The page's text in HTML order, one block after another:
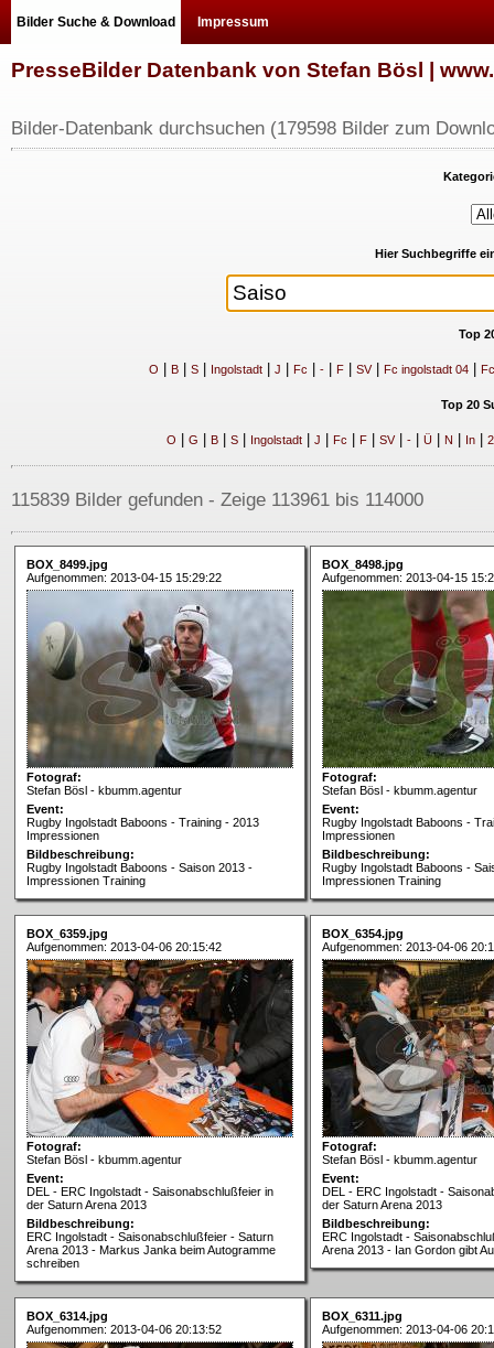
Bilder Suche & Download Impressum
PresseBilder Datenbank von Stefan Bösl |
Bilder-Datenbank durchsuchen (179598 Bilder zum
Hier Suchbegriffe
Top
O B| S| Ingolstadt| J Fc -| F| SV| Fc ingolstadt 04|
Top 20
O G B| S| Ingolstadt| J Fc F| SV| -| Ü| N In| 2
115839 Bilder gefunden - Zeige 113961 bis 114000
BOX_8499.jpg
Aufgenommen: 2013-04-15 15:29:22
Fotograf:
Stefan Bösl - kbumm.agentur
Event:
Rugby Ingolstadt Baboons - Training - 2013
Impressionen
Bildbeschreibung:
Rugby Ingolstadt Baboons - Saison 2013 -
Impressionen Training
BOX_8498.jpg
Aufgenommen: 2013-04-15
Fotograf:
Stefan Bösl - kbumm.agentur
Event:
Rugby Ingolstadt Baboons -
Impressionen
Bildbeschreibung:
Rugby Ingolstadt Baboons -
Impressionen Training
BOX_6359.jpg
Aufgenommen: 2013-04-06 20:15:42
Fotograf:
Stefan Bösl - kbumm.agentur
Event:
DEL - ERC Ingolstadt - Saisonabschlußfeier in
der Saturn Arena 2013
Bildbeschreibung:
ERC Ingolstadt - Saisonabschlußfeier - Saturn
Arena 2013 - Markus Janka beim Autogramme
schreiben
BOX_6354.jpg
Aufgenommen: 2013-04-06
Fotograf:
Stefan Bösl - kbumm.agentur
Event:
DEL - ERC Ingolstadt -
der Saturn Arena 2013
Bildbeschreibung:
ERC Ingolstadt -
Arena 2013 - Ian Gordon gibt
BOX_6314.jpg
Aufgenommen: 2013-04-06 20:13:52
BOX_6311.jpg
Aufgenommen: 2013-04-06